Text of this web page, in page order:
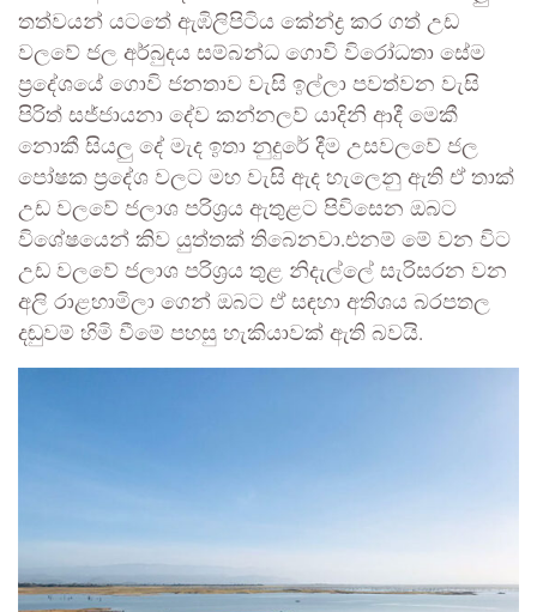
තත්වයන් යටතේ ඇඹිලිපිටිය කේන්ද්‍ර කර ගත් උඩ
වලවේ ජල අර්බුදය සම්බන්ධ ගොවි විරෝධතා සේම
ප්‍රදේශයේ ගොවි ජනතාව වැසි ඉල්ලා පවත්වන වැසි
පිරිත් සජ්ජායනා දේව කන්නලව් යාදිනි ආදී මෙකී
නොකී සියලු දේ මැද ඉතා නුදුරේ දීම උසවලවේ ජල
පෝෂක ප්‍රදේශ වලට මහ වැසි ඇද හැලෙනු ඇති ඒ තාක්
උඩ වලවේ ජලාශ පරිශ්‍රය ඇතුළට පිවිසෙන ඔබට
විශේෂයෙන් කිව යුත්තක් තිබෙනවා.එනම් මේ වන විට
උඩ වලවේ ජලාශ පරිශ්‍රය තුළ නිදැල්ලේ සැරිසරන වන
අලි රාළහාමිලා ගෙන් ඔබට ඒ සඳහා අතිශය බරපතල
දඬුවම් හිමි වීමේ පහසු හැකියාවක් ඇති බවයි.